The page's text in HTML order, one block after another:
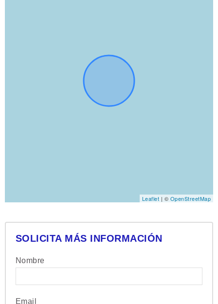
Leaflet | © OpenStreetMap
SOLICITA MÁS INFORMACIÓN
Nombre
Email